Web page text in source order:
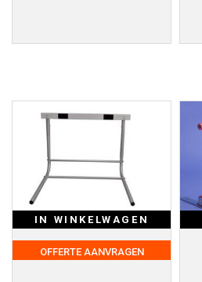
IN WINKELWAGEN
OFFERTE AANVRAGEN